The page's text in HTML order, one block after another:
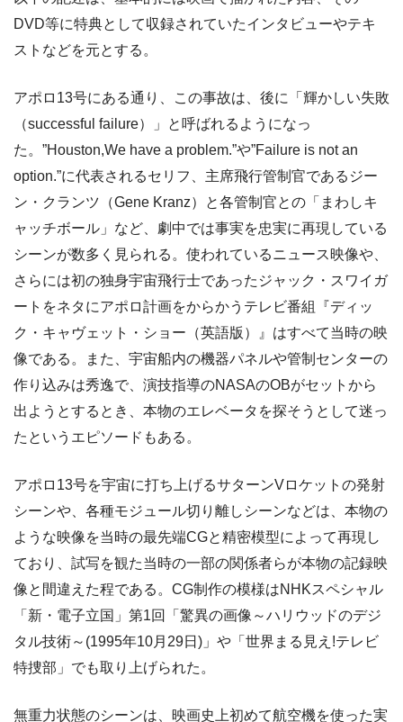
DVD等に特典として収録されていたインタビューやテキ
ストなどを元とする。
アポロ13号にある通り、この事故は、後に「輝かしい失敗
（successful failure）」と呼ばれるようになっ
た。”Houston,We have a problem.”や”Failure is not an
option.”に代表されるセリフ、主席飛行管制官であるジー
ン・クランツ（Gene Kranz）と各管制官との「まわしキ
ャッチボール」など、劇中では事実を忠実に再現している
シーンが数多く見られる。使われているニュース映像や、
さらには初の独身宇宙飛行士であったジャック・スワイガ
ートをネタにアポロ計画をからかうテレビ番組『ディッ
ク・キャヴェット・ショー（英語版）』はすべて当時の映
像である。また、宇宙船内の機器パネルや管制センターの
作り込みは秀逸で、演技指導のNASAのOBがセットから
出ようとするとき、本物のエレベータを探そうとして迷っ
たというエピソードもある。
アポロ13号を宇宙に打ち上げるサターンVロケットの発射
シーンや、各種モジュール切り離しシーンなどは、本物の
ような映像を当時の最先端CGと精密模型によって再現し
ており、試写を観た当時の一部の関係者らが本物の記録映
像と間違えた程である。CG制作の模様はNHKスペシャル
「新・電子立国」第1回「驚異の画像～ハリウッドのデジ
タル技術～(1995年10月29日)」や「世界まる見え!テレビ
特捜部」でも取り上げられた。
無重力状態のシーンは、映画史上初めて航空機を使った実